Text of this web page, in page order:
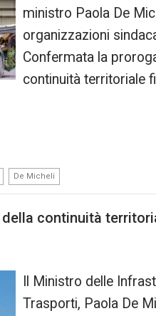
ministro Paola De
organizzazioni
Confermata la
continuità territoriale
De Micheli
della continuità
Il Ministro delle
Trasporti, Paola De